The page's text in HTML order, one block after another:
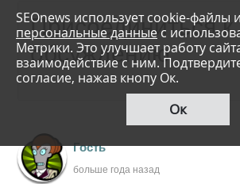
SEOnews использует cookie-файлы и
персональные данныес
Метрики. Это улучшает работу
взаимодействие с ним.
согласие, нажав кнопу Ок.
Ок
Гость
больше года назад